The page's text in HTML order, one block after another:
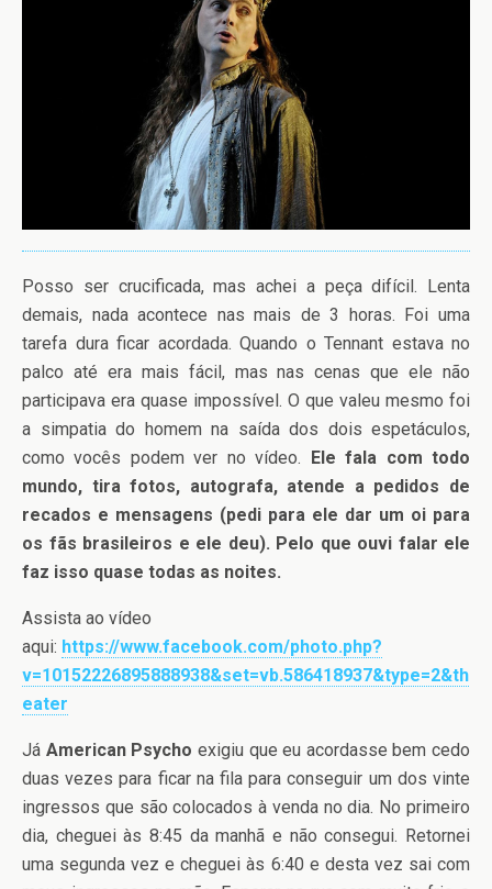
Posso ser crucificada, mas achei a peça difícil. Lenta
demais, nada acontece nas mais de 3 horas. Foi uma
tarefa dura ficar acordada. Quando o Tennant estava no
palco até era mais fácil, mas nas cenas que ele não
participava era quase impossível. O que valeu mesmo foi
a simpatia do homem na saída dos dois espetáculos,
como vocês podem ver no vídeo.
Ele fala com todo
mundo, tira fotos, autografa, atende a pedidos de
recados e mensagens (pedi para ele dar um oi para
os fãs brasileiros e ele deu). Pelo que ouvi falar ele
faz isso quase todas as noites.
Assista ao vídeo
aqui: https://www.facebook.com/photo.php?
v=10152226895888938&set=vb.586418937&type=2&th
eater
Já American Psycho exigiu que eu acordasse bem cedo
duas vezes para ficar na fila para conseguir um dos vinte
ingressos que são colocados à venda no dia. No primeiro
dia, cheguei às 8:45 da manhã e não consegui. Retornei
uma segunda vez e cheguei às 6:40 e desta vez sai com